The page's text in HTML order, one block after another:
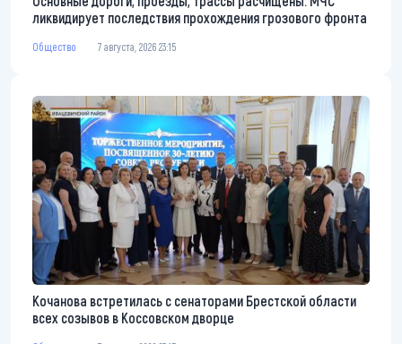
ликвидирует последствия прохождения грозового фронта
Общество 7 августа, 2026 23:15
Кочанова встретилась с сенаторами Брестской области
всех созывов в Коссовском дворце